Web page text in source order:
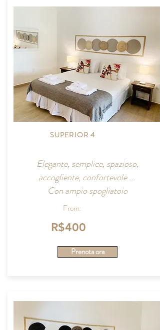
SUPERIOR 4
Elegante, semplice, spazioso,
accogliente, confortevole ...
Con ampio spogliatoio
From:
R$400
Prenota ora